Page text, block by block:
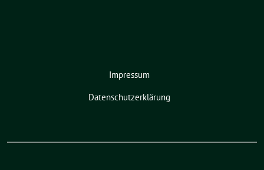
Impressum
Datenschutzerklärung